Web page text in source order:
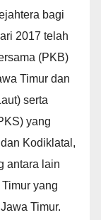
bagi
2017 telah
(PKB)
Timur dan
serta
yang
Kodiklatal,
antara lain
yang
Timur.